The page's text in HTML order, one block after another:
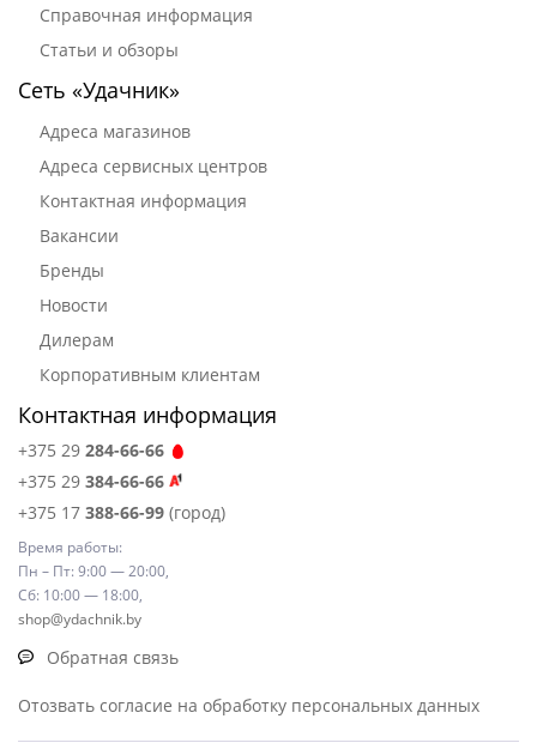
Справочная информация
Статьи и обзоры
Сеть «Удачник»
Адреса магазинов
Адреса сервисных центров
Контактная информация
Вакансии
Бренды
Новости
Дилерам
Корпоративным клиентам
Контактная информация
+375 29 284-66-66
+375 29 384-66-66
+375 17 388-66-99 (город)
Время работы:
Пн – Пт: 9:00 — 20:00,
Сб: 10:00 — 18:00,
shop@ydachnik.by
Обратная связь
Отозвать согласие на обработку персональных данных